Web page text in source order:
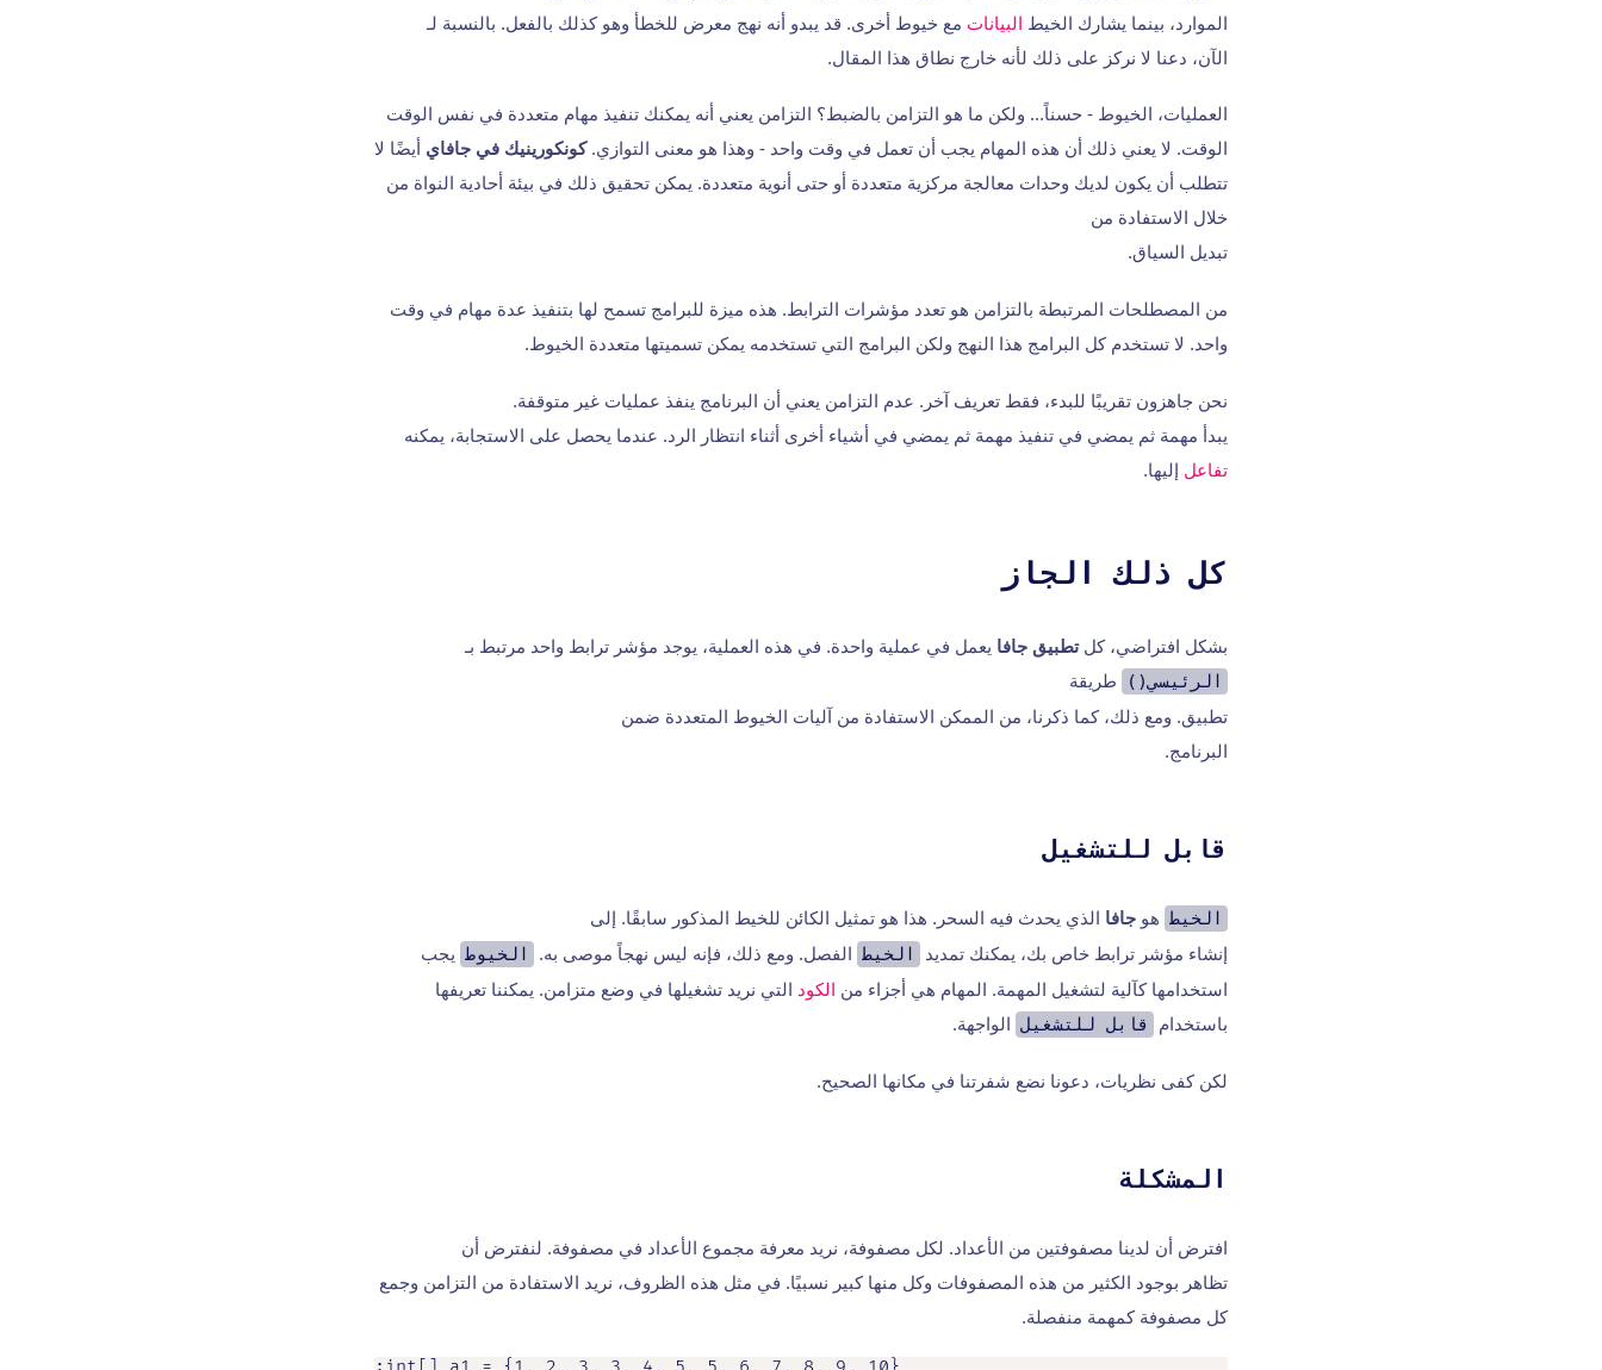
الموارد، بينما يشارك الخيط البيانات مع خيوط أخرى. قد يبدو أنه نهج معرض للخطأ وهو كذلك بالفعل. بالنسبة لـ
الآن، دعنا لا نركز على ذلك لأنه خارج نطاق هذا المقال.
العمليات، الخيوط - حسناً... ولكن ما هو التزامن بالضبط؟ التزامن يعني أنه يمكنك تنفيذ مهام متعددة في نفس الوقت
الوقت. لا يعني ذلك أن هذه المهام يجب أن تعمل في وقت واحد - وهذا هو معنى التوازي.كونكورينيك في جافاي أيضًا لا
تتطلب أن يكون لديك وحدات معالجة مركزية متعددة أو حتى أنوية متعددة. يمكن تحقيق ذلك في بيئة أحادية النواة من
خلال الاستفادة من
تبديل السياق.
من المصطلحات المرتبطة بالتزامن هو تعدد مؤشرات الترابط. هذه ميزة للبرامج تسمح لها بتنفيذ عدة مهام في وقت
واحد. لا تستخدم كل البرامج هذا النهج ولكن البرامج التي تستخدمه يمكن تسميتها متعددة الخيوط.
نحن جاهزون تقريبًا للبدء، فقط تعريف آخر. عدم التزامن يعني أن البرنامج ينفذ عمليات غير متوقفة.
يبدأ مهمة ثم يمضي في تنفيذ مهمة ثم يمضي في أشياء أخرى أثناء انتظار الرد. عندما يحصل على الاستجابة، يمكنه
تفاعل إليها.
كل ذلك الجاز
بشكل افتراضي، كلتطبيق جافا يعمل في عملية واحدة. في هذه العملية، يوجد مؤشر ترابط واحد مرتبط بـ
الرئيسي()
طريقة
تطبيق. ومع ذلك، كما ذكرنا، من الممكن الاستفادة من آليات الخيوط المتعددة ضمن
البرنامج.
قابل للتشغيل
الخيط هو جافا الذي يحدث فيه السحر. هذا هو تمثيل الكائن للخيط المذكور سابقًا. إلى
إنشاء مؤشر ترابط خاص بك، يمكنك تمديد
الخيط الفصل. ومع ذلك، فإنه ليس نهجاً موصى به. الخيوط يجب
استخدامها كآلية لتشغيل المهمة. المهام هي أجزاء من الكود التي نريد تشغيلها في وضع متزامن. يمكننا تعريفها
باستخدام
قابل للتشغيل الواجهة.
لكن كفى نظريات، دعونا نضع شفرتنا في مكانها الصحيح.
المشكلة
افترض أن لدينا مصفوفتين من الأعداد. لكل مصفوفة، نريد معرفة مجموع الأعداد في مصفوفة. لنفترض أن
تظاهر بوجود الكثير من هذه المصفوفات وكل منها كبير نسبيًا. في مثل هذه الظروف، نريد الاستفادة من التزامن وجمع
كل مصفوفة كمهمة منفصلة.